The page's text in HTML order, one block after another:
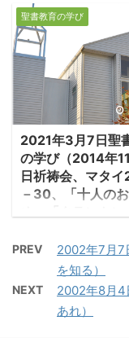
した。イスラエルの
人々、祭司、レビ
りの捕囚の子らは
祝いつつその神殿
を行った。」 ・
捕囚からの解放と
建の喜びから始ま
囚の苦しみから解
れ、神殿再建を成
たからこそ、その
聖書教育の学び
2021年3月7日聖
の学び（2014年
日祈祷会、マタイ
－30、「十人の
め」「タラントン
1.「十人のおと
喩え ・マタイ福
は24章から「終
終わり)」の出来事
PREV
2002年7月7
を知る）
NEXT
2002年8月4
あれ）